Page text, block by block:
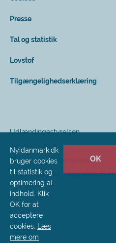
Presse
Tal og statistik
Lovstof
Tilgængelighedserklæring
Udlændingestyrelsen
Styrelsen for International
Rekruttering og Integration (SIRI)
Nyidanmark.dk
bruger cookies
til statistik og
optimering af
indhold. Klik
OK for at
acceptere
cookies.
Læs
mere om
OK